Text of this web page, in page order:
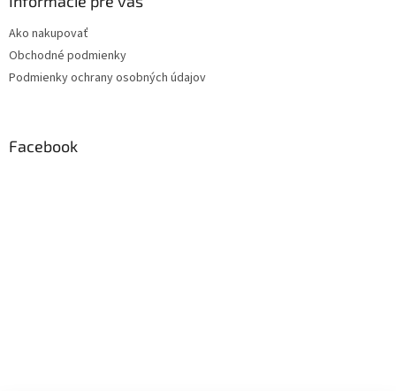
Ako nakupovať
Obchodné podmienky
Podmienky ochrany osobných údajov
Facebook